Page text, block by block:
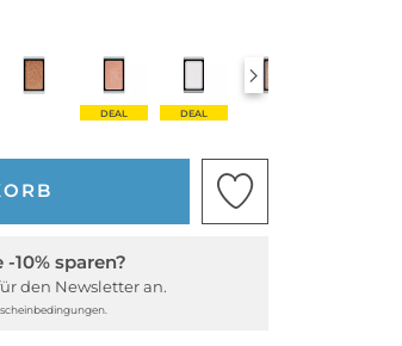
DEAL DEAL
-10% sparen?
den Newsletter an.